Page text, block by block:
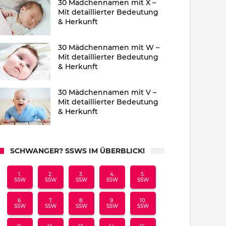
30 Mädchennamen mit X –
Mit detaillierter Bedeutung
& Herkunft
30 Mädchennamen mit W –
Mit detaillierter Bedeutung
& Herkunft
30 Mädchennamen mit V –
Mit detaillierter Bedeutung
& Herkunft
SCHWANGER? SSWS IM ÜBERBLICK!
1.
SSW
2.
SSW
3.
SSW
4.
SSW
5.
SSW
6.
SSW
7.
SSW
8.
SSW
9.
SSW
10.
SSW